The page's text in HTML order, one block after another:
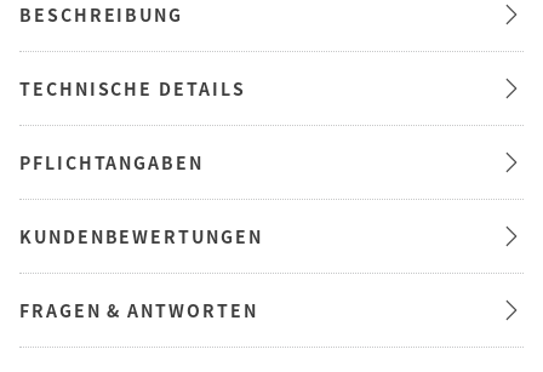
BESCHREIBUNG
TECHNISCHE DETAILS
PFLICHTANGABEN
KUNDENBEWERTUNGEN
FRAGEN & ANTWORTEN